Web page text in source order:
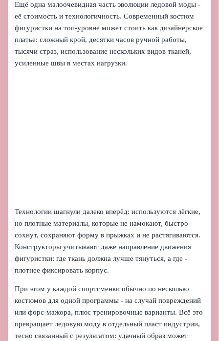
Ещё одна малоочевидная часть эволюции ледовой моды -
её стоимость и технологичность. Современный костюм
фигуристки на топ-уровне может стоить как дизайнерское
платье: сложный крой, десятки часов ручной работы,
тысячи страз, использование нескольких видов тканей,
усиленные швы в местах нагрузки.
Технологии шагнули далеко вперёд: используются лёгкие,
но плотные материалы, которые не намокают, быстро
сохнут, сохраняют форму в прыжках и не растягиваются.
Конструкторы учитывают даже направление движения
фигуристки: где ткань должна лучше тянуться, а где -
плотнее фиксировать корпус.
При этом у каждой спортсменки обычно по несколько
костюмов для одной программы - на случай повреждений
или форс-мажора, плюс тренировочные варианты. Всё это
превращает ледовую моду в отдельный пласт индустрии,
тесно связанный с результатом: удачный образ может